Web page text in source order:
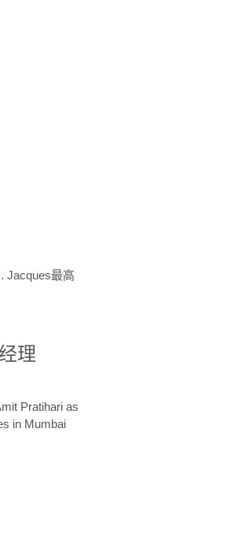
Jacques最高
理
Pratihari as
in Mumbai